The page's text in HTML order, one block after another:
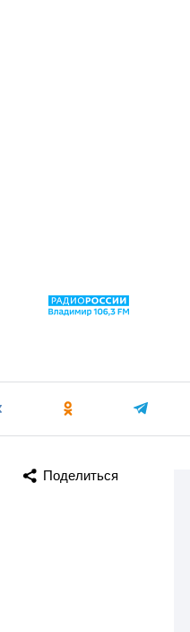
Поделиться